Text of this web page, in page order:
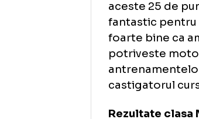
Hayden l-a
Honda
dreapta,
secunde
"Nu am
aceste 25